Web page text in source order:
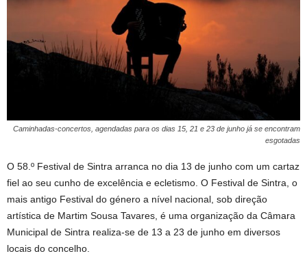
Caminhadas-concertos, agendadas para os dias 15, 21 e 23 de junho já se encontram
esgotadas
O 58.º Festival de Sintra arranca no dia 13 de junho com um cartaz
fiel ao seu cunho de excelência e ecletismo. O Festival de Sintra, o
mais antigo Festival do género a nível nacional, sob direção
artística de Martim Sousa Tavares, é uma organização da Câmara
Municipal de Sintra realiza-se de 13 a 23 de junho em diversos
locais do concelho.